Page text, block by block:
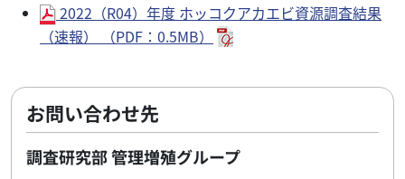
2022（R04）年度 ホッコクアカエビ資源調査結果
（速報） （PDF：0.5MB）
お問い合わせ先
調査研究部 管理増殖グループ